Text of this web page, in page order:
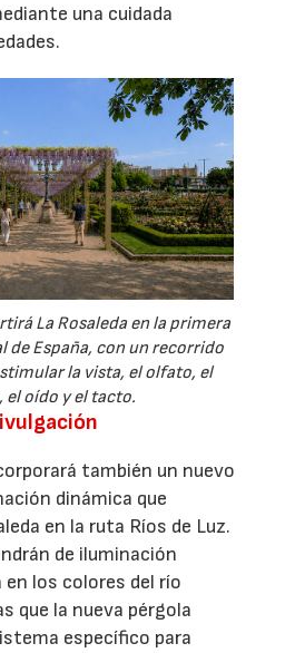
una cuidada
La Rosaleda en la primera
de España, con un recorrido
la vista, el olfato, el
el oído y el tacto.
también un nuevo
dinámica que
en la ruta Ríos de Luz.
de iluminación
los colores del río
que la nueva pérgola
específico para